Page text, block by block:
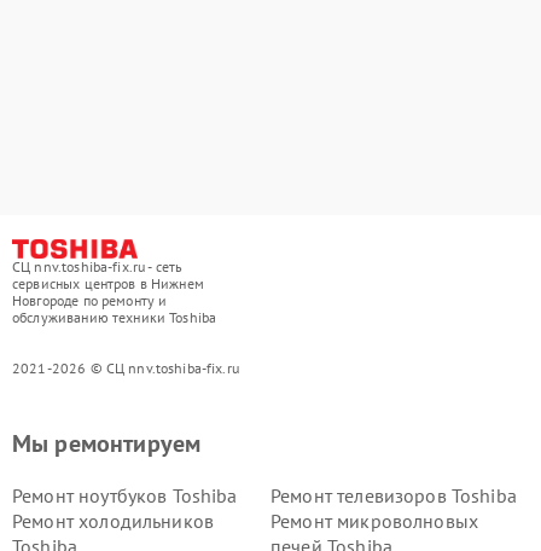
СЦ nnv.toshiba-fix.ru - сеть
сервисных центров в Нижнем
Новгороде по ремонту и
обслуживанию техники Toshiba
2021-2026 © СЦ nnv.toshiba-fix.ru
Мы ремонтируем
Ремонт ноутбуков Toshiba
Ремонт телевизоров Toshiba
Ремонт холодильников
Toshiba
Ремонт микроволновых
печей Toshiba